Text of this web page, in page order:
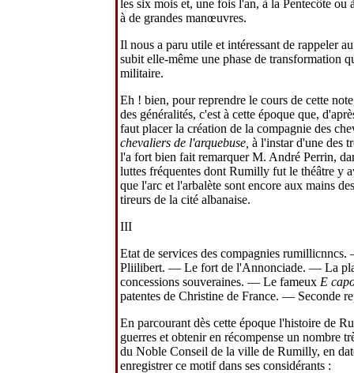
les six mois et, une fois l'an, à la Pentecôte
à de grandes manœuvres.
Il nous a paru utile et intéressant de rappeler
subit elle-même une phase de transformation
militaire.
Eh ! bien, pour reprendre le cours de cette
des généralités, c'est à cette époque que,
faut placer la création de la compagnie des
chevaliers de l'arquebuse, à l'instar d'une des
l'a fort bien fait remarquer M. André Perrin,
luttes fréquentes dont Rumilly fut le théâtre y
que l'arc et l'arbalète sont encore aux mains
tireurs de la cité albanaise.
III
Etat de services des compagnies
Pliilibert. — Le fort de l'Annonciade. — La
concessions souveraines. — Le fameux E
patentes de Christine de France. — Seconde
En parcourant dès cette époque l'histoire de
guerres et obtenir en récompense un nombre
du Noble Conseil de la ville de Rumilly, en
enregistrer ce motif dans ses considérants :